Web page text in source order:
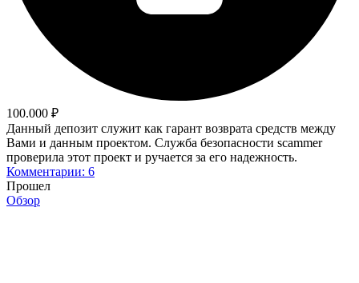
100.000 ₽
Данный депозит служит как гарант возврата средств между
Вами и данным проектом. Служба безопасности scammer
проверила этот проект и ручается за его надежность.
Комментарии: 6
Прошел
Обзор